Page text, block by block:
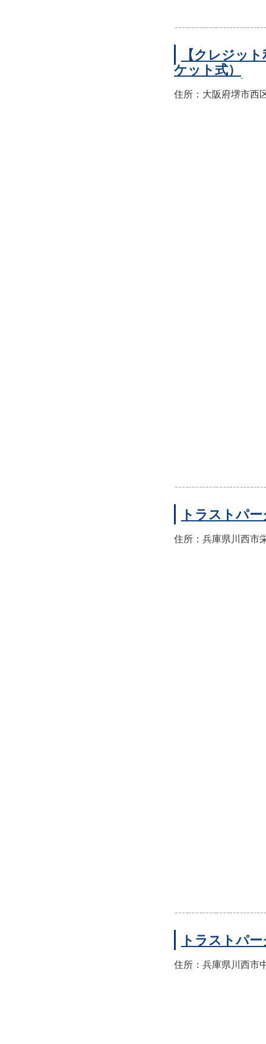
【クレジッ
ケット式）
住所：大阪府堺市西
トラストパ
住所：兵庫県川西市
トラストパ
住所：兵庫県川西市